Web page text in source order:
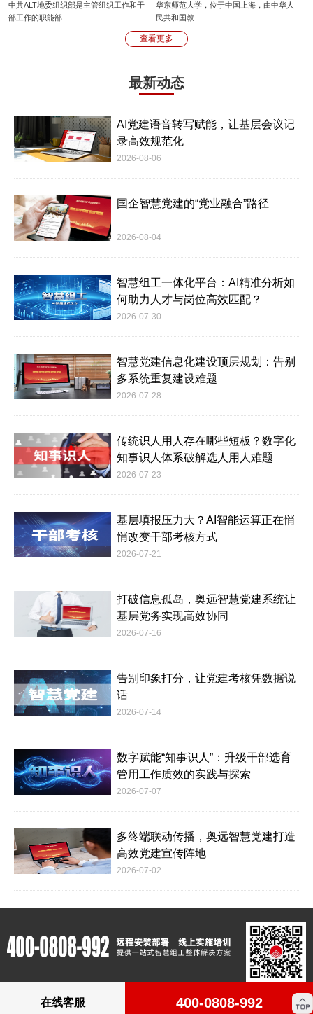
中共ALT地委组织部是主管组织工作和干
部工作的职能部...
华东师范大学，位于中国上海，由中华人
民共和国教...
查看更多
最新动态
AI党建语音转写赋能，让基层会议记
录高效规范化
2026-08-06
国企智慧党建的“党业融合”路径
2026-08-04
智慧组工一体化平台：AI精准分析如
何助力人才与岗位高效匹配？
2026-07-30
智慧党建信息化建设顶层规划：告别
多系统重复建设难题
2026-07-28
传统识人用人存在哪些短板？数字化
知事识人体系破解选人用人难题
2026-07-23
基层填报压力大？AI智能运算正在悄
悄改变干部考核方式
2026-07-21
打破信息孤岛，奥远智慧党建系统让
基层党务实现高效协同
2026-07-16
告别印象打分，让党建考核凭数据说
话
2026-07-14
数字赋能“知事识人”：升级干部选育
管用工作质效的实践与探索
2026-07-07
多终端联动传播，奥远智慧党建打造
高效党建宣传阵地
2026-07-02
版权所有：Copyright © 2012-2023 www.c4m.cn All rights reserved.
在线客服 400-0808-992